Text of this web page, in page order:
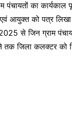
पंचायतों का
एवं आयुक्त को पत्र
से जिन ग्राम
तक जिला कलक्टर को